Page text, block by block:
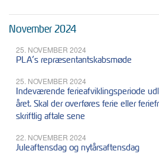
November 2024
25. NOVEMBER 2024
PLA’s repræsentantskabsmøde
25. NOVEMBER 2024
Indeværende ferieafviklingsperiode
året. Skal der overføres ferie eller
skriftlig aftale sene
22. NOVEMBER 2024
Juleaftensdag og nytårsaftensdag